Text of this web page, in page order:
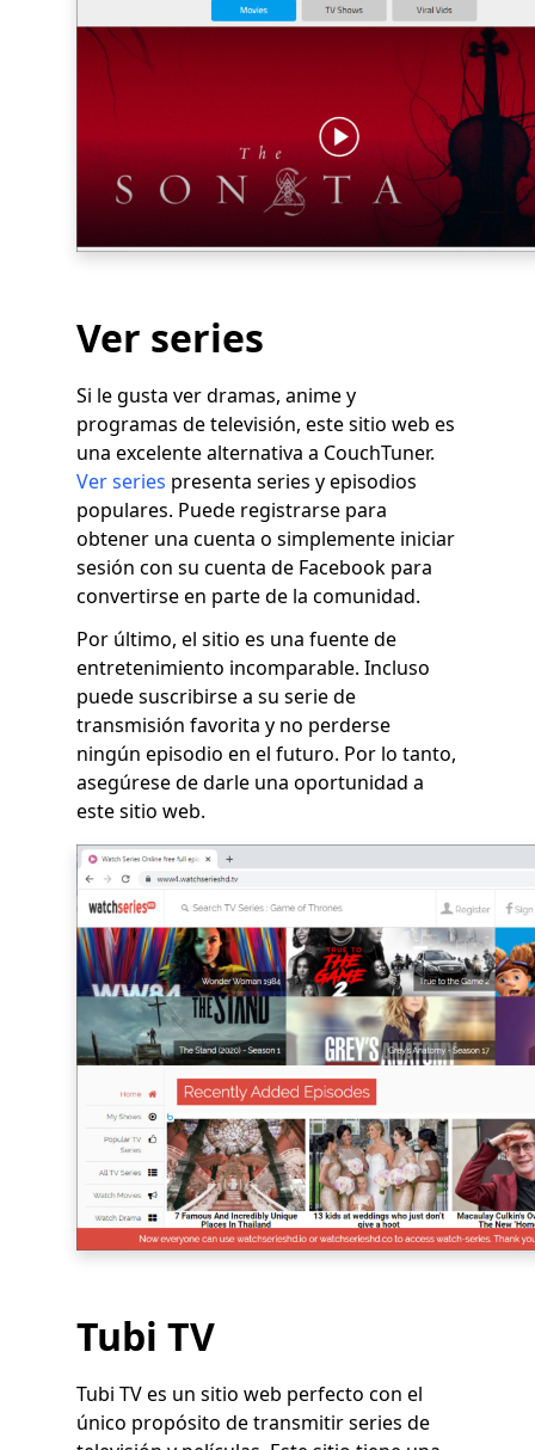
Ver series
Si le gusta ver dramas, anime y
programas de televisión, este sitio web es
una excelente alternativa a CouchTuner.
Ver series presenta series y episodios
populares. Puede registrarse para
obtener una cuenta o simplemente iniciar
sesión con su cuenta de Facebook para
convertirse en parte de la comunidad.
Por último, el sitio es una fuente de
entretenimiento incomparable. Incluso
puede suscribirse a su serie de
transmisión favorita y no perderse
ningún episodio en el futuro. Por lo tanto,
asegúrese de darle una oportunidad a
este sitio web.
Tubi TV
Tubi TV es un sitio web perfecto con el
único propósito de transmitir series de